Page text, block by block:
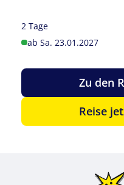
2 Tage
ab Sa. 23.01.2027
Zu den
Reise